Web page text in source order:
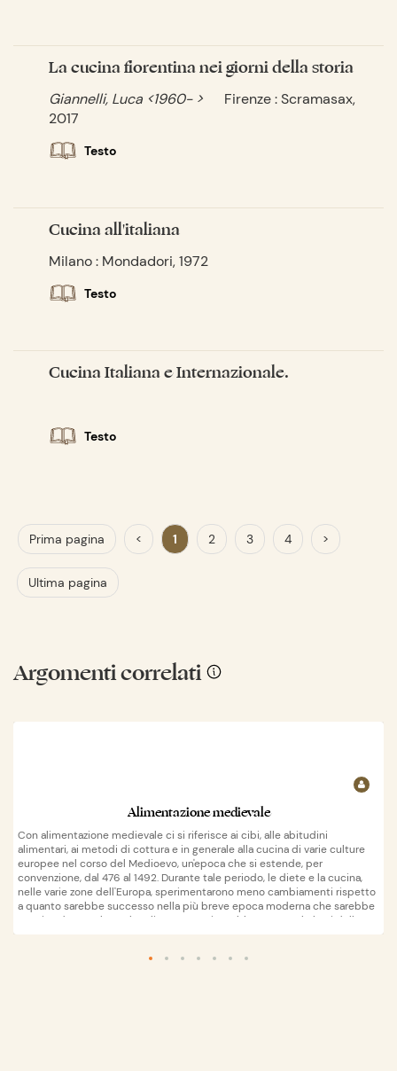
La cucina fiorentina nei giorni della storia
Giannelli, Luca <1960- >
Firenze : Scramasax,
2017
Testo
Cucina all'italiana
Milano : Mondadori, 1972
Testo
Cucina Italiana e Internazionale.
Testo
Prima pagina < 1 2 3 4 >
Ultima pagina
Argomenti correlati
Alimentazione medievale
Con alimentazione medievale ci si riferisce ai cibi, alle abitudini
alimentari, ai metodi di cottura e in generale alla cucina di varie culture
europee nel corso del Medioevo, un'epoca che si estende, per
convenzione, dal 476 al 1492. Durante tale periodo, le diete e la cucina,
nelle varie zone dell'Europa, sperimentarono meno cambiamenti rispetto
a quanto sarebbe successo nella più breve epoca moderna che sarebbe
seguita, durante la quale tali mutamenti avrebbero posto le basi della
della società. Le verdure rappresentavano un'importante integrazione alla
Wikipedia